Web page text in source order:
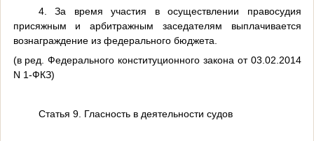
4. За время участия в осуществлении правосудия
присяжным и арбитражным заседателям выплачивается
вознаграждение из федерального бюджета.
(в ред. Федерального конституционного закона от 03.02.2014
N 1-ФКЗ)
Статья 9. Гласность в деятельности судов